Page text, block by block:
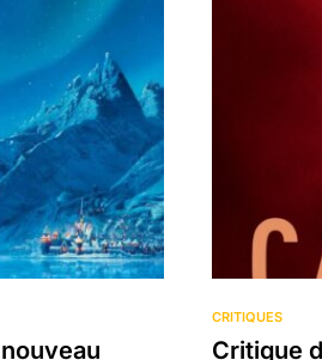
CRITIQUES
Critique